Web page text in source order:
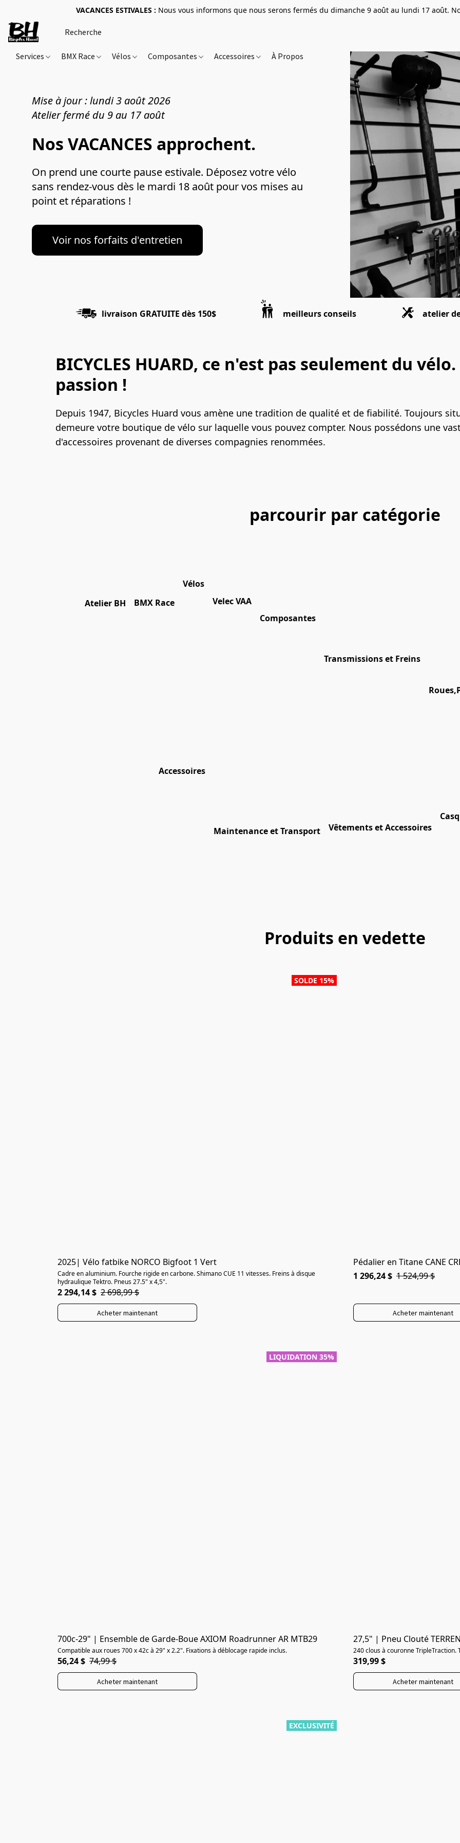
VACANCES ESTIVALES : Nous vous informons que nous serons fermés du dimanche 9 août au lundi 17 août.
Services BMX Race Vélos Composantes Accessoires À Propos
Mise à jour : lundi 3 août 2026
Atelier fermé du 9 au 17 août
Nos VACANCES approchent.
On prend une courte pause estivale. Déposez votre vélo
sans rendez-vous dès le mardi 18 août pour vos mises au
point et réparations !
Voir nos forfaits d'entretien
livraison GRATUITE dès 150$ meilleurs conseils atelier
BICYCLES HUARD, ce n'est pas seulement du
passion !
Depuis 1947, Bicycles Huard vous amène une tradition de qualité et de fiabilité. Toujours
demeure votre boutique de vélo sur laquelle vous pouvez compter. Nous possédons une
d'accessoires provenant de diverses compagnies renommées.
parcourir par catégorie
Atelier BH BMX Race
Vélos
Velec VAA
Composantes
Transmissions et Freins
Accessoires
Maintenance et Transport Vêtements et Accessoires
Produits en vedette
SOLDE 15%
2025| Vélo fatbike NORCO Bigfoot 1 Vert
Cadre en aluminium. Fourche rigide en carbone. Shimano CUE 11 vitesses. Freins à disque
hydraulique Tektro. Pneus 27.5" x 4,5".
2 294,14 $ 2 698,99 $
Acheter maintenant
Pédalier en Titane CANE
1 296,24 $ 1 524,99 $
Acheter maintenant
LIQUIDATION 35%
700c-29" | Ensemble de Garde-Boue AXIOM Roadrunner AR MTB29
Compatible aux roues 700 x 42c à 29" x 2.2". Fixations à déblocage rapide inclus.
56,24 $ 74,99 $
Acheter maintenant
27,5" | Pneu Clouté
240 clous à couronne TripleTraction.
319,99 $
Acheter maintenant
EXCLUSIVITÉ